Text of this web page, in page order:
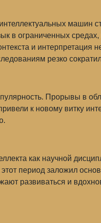
машин
в ограниченных
и интерпретация
резко
Прорывы в
к новому витку
как научной
период заложил
развиваться и